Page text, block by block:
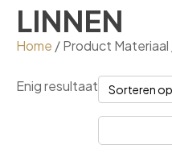
LINNEN
Home / Product Materiaal
Enig resultaat